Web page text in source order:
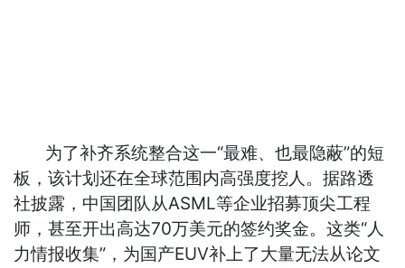
为了补齐系统整合这一“最难、也最隐蔽”的短
板，该计划还在全球范围内高强度挖人。据路透
社披露，中国团队从ASML等企业招募顶尖工程
师，甚至开出高达70万美元的签约奖金。这类“人
力情报收集”，为国产EUV补上了大量无法从论文